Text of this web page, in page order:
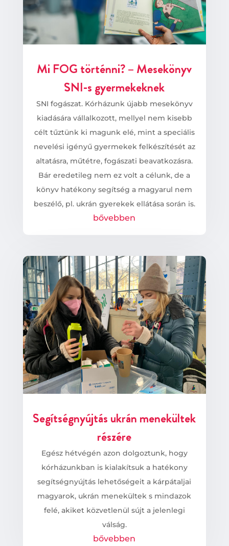
Mi FOG történni? – Mesekönyv
SNI-s gyermekeknek
SNI fogászat. Kórházunk újabb mesekönyv
kiadására vállalkozott, mellyel nem kisebb
célt tűztünk ki magunk elé, mint a speciális
nevelési igényű gyermekek felkészítését az
altatásra, műtétre, fogászati beavatkozásra.
Bár eredetileg nem ez volt a célunk, de a
könyv hatékony segítség a magyarul nem
beszélő, pl. ukrán gyerekek ellátása során is.
bővebben
Segítségnyújtás ukrán menekültek
részére
Egész hétvégén azon dolgoztunk, hogy
kórházunkban is kialakítsuk a hatékony
segítségnyújtás lehetőségeit a kárpátaljai
magyarok, ukrán menekültek s mindazok
felé, akiket közvetlenül sújt a jelenlegi
válság.
bővebben